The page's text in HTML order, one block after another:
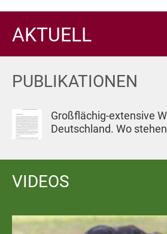
AKTUELL
PUBLIKATIONEN
Großflächig-extensive
Deutschland. Wo
VIDEOS